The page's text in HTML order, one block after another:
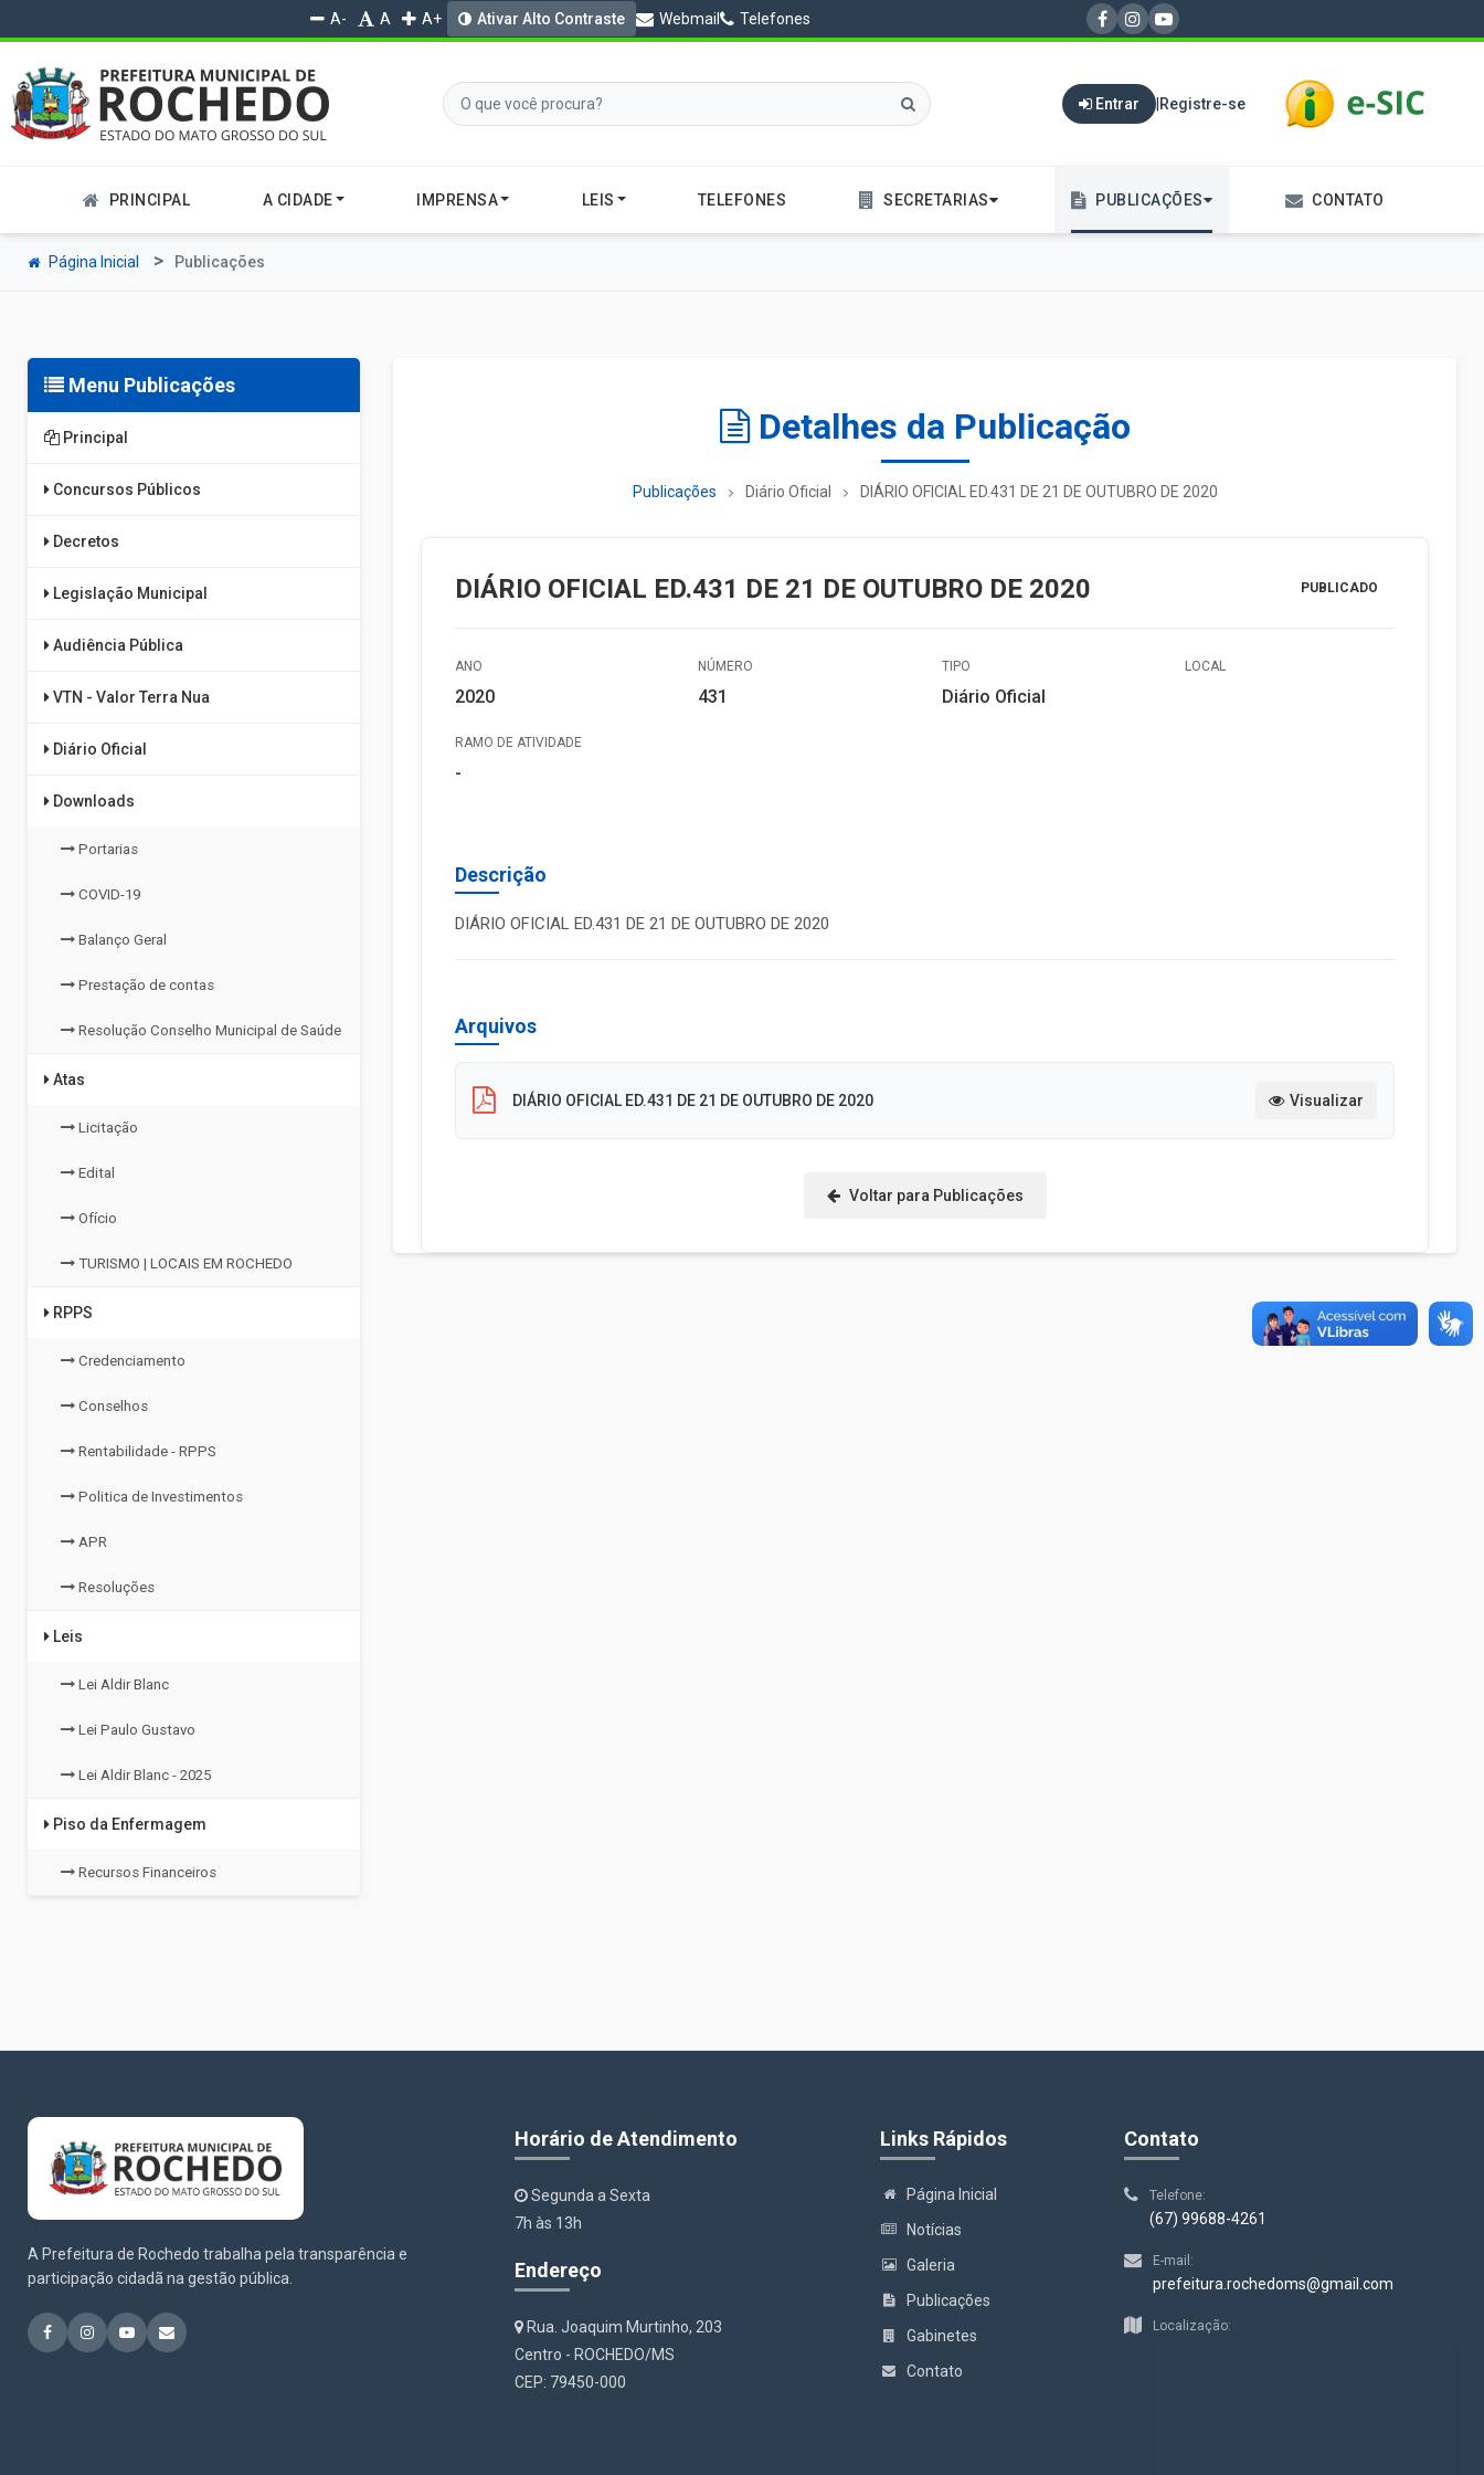
A- A A+ Ativar Alto Contraste Webmail Telefones
Entrar | Registre-se
PRINCIPAL A CIDADE IMPRENSA LEIS TELEFONES SECRETARIAS PUBLICAÇÕES CONTATO
Página Inicial Publicações
Menu Publicações
Principal
Concursos Públicos
Decretos
Legislação Municipal
Audiência Pública
VTN - Valor Terra Nua
Diário Oficial
Downloads
Portarias
COVID-19
Balanço Geral
Prestação de contas
Resolução Conselho Municipal de Saúde
Atas
Licitação
Edital
Ofício
TURISMO | LOCAIS EM ROCHEDO
RPPS
Credenciamento
Conselhos
Rentabilidade - RPPS
Politica de Investimentos
APR
Resoluções
Leis
Lei Aldir Blanc
Lei Paulo Gustavo
Lei Aldir Blanc - 2025
Piso da Enfermagem
Recursos Financeiros
Detalhes da Publicação
Publicações Diário Oficial DIÁRIO OFICIAL ED.431 DE 21 DE OUTUBRO DE 2020
DIÁRIO OFICIAL ED.431 DE 21 DE OUTUBRO DE 2020 PUBLICADO
ANO
2020
NÚMERO
431
TIPO
Diário Oficial
LOCAL
RAMO DE ATIVIDADE
-
Descrição
DIÁRIO OFICIAL ED.431 DE 21 DE OUTUBRO DE 2020
Arquivos
DIÁRIO OFICIAL ED.431 DE 21 DE OUTUBRO DE 2020 Visualizar
Voltar para Publicações
A Prefeitura de Rochedo trabalha pela transparência e
participação cidadã na gestão pública.
Horário de Atendimento
Segunda a Sexta
7h às 13h
Endereço
Rua. Joaquim Murtinho, 203
Centro - ROCHEDO/MS
CEP: 79450-000
Links Rápidos
Página Inicial
Notícias
Galeria
Publicações
Gabinetes
Contato
Contato
Telefone:
(67) 99688-4261
E-mail:
prefeitura.rochedoms@gmail.com
Localização: